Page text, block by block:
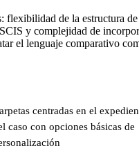
flexibilidad de la estructura
y complejidad de
el lenguaje comparativo
centradas en el
caso con opciones básicas de